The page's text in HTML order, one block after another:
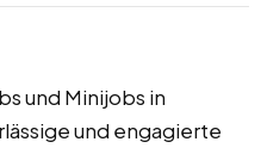
und Minijobs in
und engagierte